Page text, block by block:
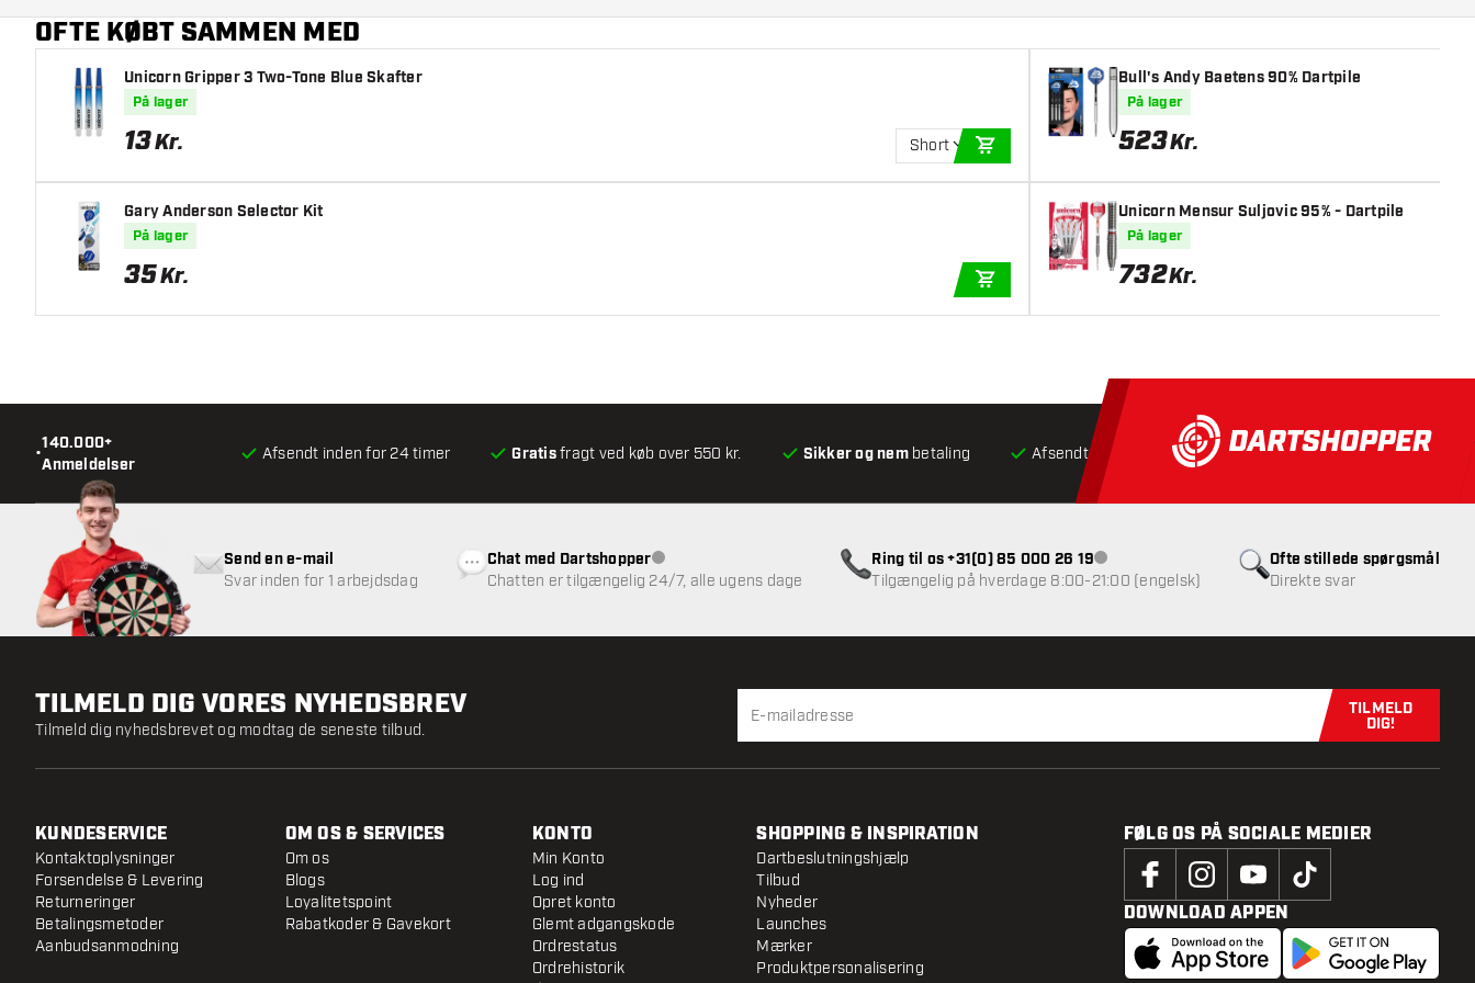
OFTE KØBT SAMMEN MED
Unicorn Gripper 3 Two-Tone Blue Skafter
På lager
13Kr. Short
Gary Anderson Selector Kit
På lager
35Kr.
Bull's Andy Baetens 90% Dartpile
På lager
523Kr.
Unicorn Mensur Suljovic 95% - Dartpile
På lager
732Kr.
•
140.000+
Anmeldelser
Afsendt inden for 24 timer Gratisfragt ved køb over 550 kr. Sikker og nembetaling Afsendt inden for 24 timer Gratisfragt ved køb over
Ofte stillede spørgsmål
Direkte svar
Send en e-mail
Svar inden for 1 arbejdsdag
Chat med DartshopperKundeservice ikke tilgængelig
Chatten er tilgængelig 24/7, alle ugens dage
Ring til os +31(0) 85 000 26 19Kundeservice ikke tilgængelig
Tilgængelig på hverdage 8:00-21:00 (engelsk)
TILMELD DIG VORES NYHEDSBREV
Tilmeld dig nyhedsbrevet og modtag de seneste tilbud.
Tilmeld dig
TILMELD
DIG!
KUNDESERVICE
Kontaktoplysninger
Forsendelse & Levering
Returneringer
Betalingsmetoder
Aanbudsanmodning
OM OS & SERVICES
Om os
Blogs
Loyalitetspoint
Rabatkoder & Gavekort
KONTO
Min Konto
Log ind
Opret konto
Glemt adgangskode
Ordrestatus
Ordrehistorik
SHOPPING & INSPIRATION
Dartbeslutningshjælp
Tilbud
Nyheder
Launches
Mærker
Produktpersonalisering
FØLG OS PÅ SOCIALE MEDIER
DOWNLOAD APPEN